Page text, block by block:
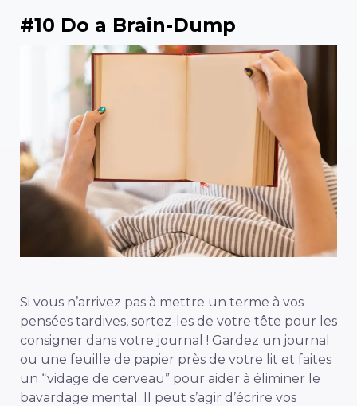
#10 Do a Brain-Dump
Si vous n’arrivez pas à mettre un terme à vos
pensées tardives, sortez-les de votre tête pour les
consigner dans votre journal ! Gardez un journal
ou une feuille de papier près de votre lit et faites
un “vidage de cerveau” pour aider à éliminer le
bavardage mental. Il peut s’agir d’écrire vos